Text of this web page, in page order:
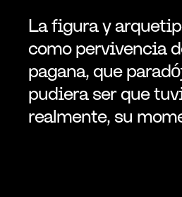
La figura y
como pervivencia
pagana, que
pudiera ser que
realmente, su